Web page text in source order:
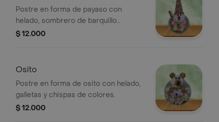
Postre en forma de payaso con
helado, sombrero de barquillo
cubierto de chispas de colores,
$ 12.000
Osito
Postre en forma de osito con helado,
galletas y chispas de colores.
$ 12.000